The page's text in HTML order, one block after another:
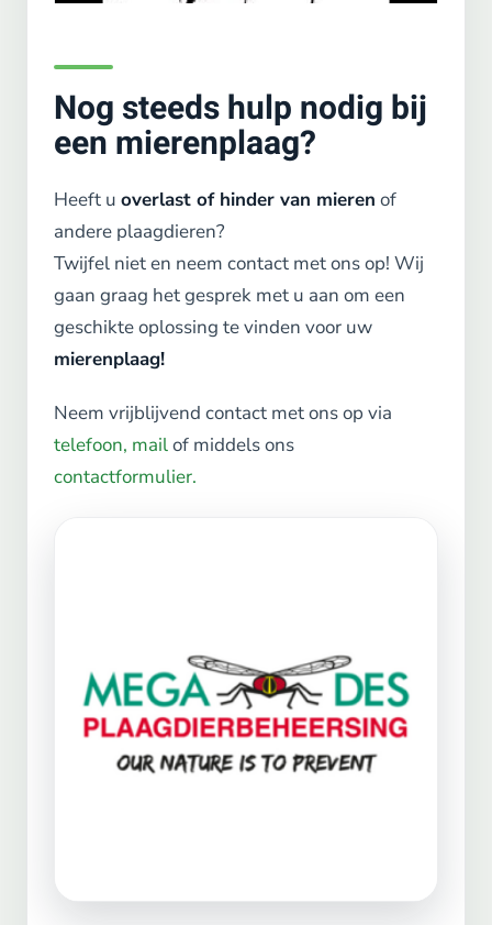
Nog steeds hulp nodig bij
een mierenplaag?
Heeft u overlast of hinder van mieren of
andere plaagdieren?
Twijfel niet en neem contact met ons op! Wij
gaan graag het gesprek met u aan om een
geschikte oplossing te vinden voor uw
mierenplaag!
Neem vrijblijvend contact met ons op via
telefoon, mailof middels ons
contactformulier.